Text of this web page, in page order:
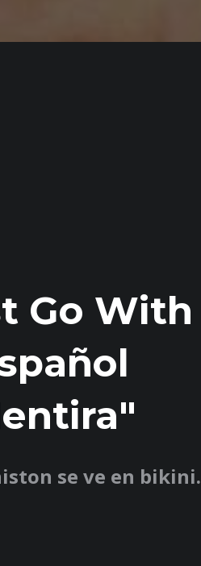
Go With
se ve en bikini.